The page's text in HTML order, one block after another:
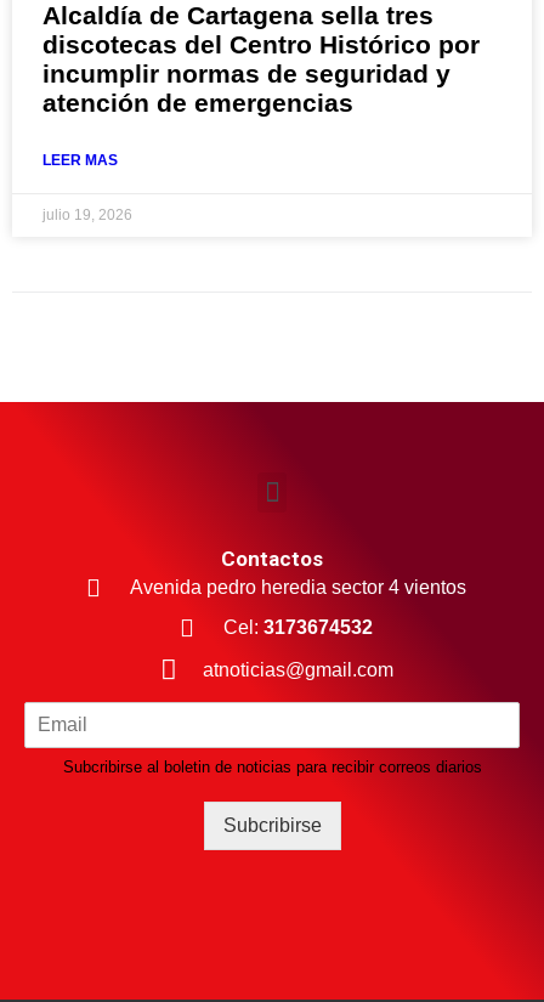
Alcaldía de Cartagena sella tres
discotecas del Centro Histórico por
incumplir normas de seguridad y
atención de emergencias
LEER MAS
julio 19, 2026
Contactos
Avenida pedro heredia sector 4 vientos
Cel: 3173674532
atnoticias@gmail.com
Subcribirse al boletin de noticias para recibir correos diarios
Subcribirse